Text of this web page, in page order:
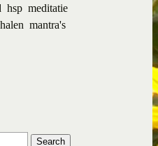
hsp meditatie
mantra's